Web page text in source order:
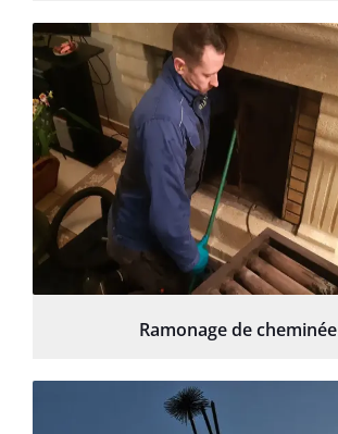
Ramonage de cheminée